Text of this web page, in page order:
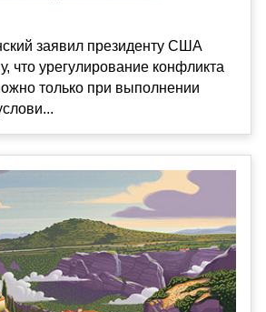
заявил президенту США
что урегулирование конфликта
только при выполнении